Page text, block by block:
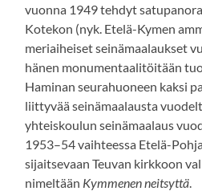
vuonna 1949 tehdyt
Kotekon (nyk. Etelä-Kymen
meriaiheiset seinämaalaukset
hänen monumentaalitöitään
Haminan seurahuoneen kaksi
liittyvää seinämaalausta
yhteiskoulun seinämaalaus
1953–54 vaihteessa Etelä-
sijaitsevaan Teuvan kirkkoon
nimeltään Kymmenen neitsyttä